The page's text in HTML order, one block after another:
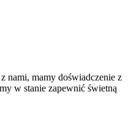
nami, mamy doświadczenie z
w stanie zapewnić świetną